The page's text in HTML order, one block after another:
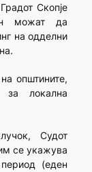
Скопје
можат да
на одделни
општините,
за локална
Судот
се укажува
(еден